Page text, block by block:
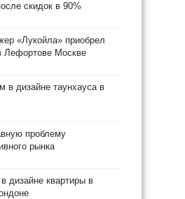
скидок в 90%
«Лукойла» приобрел
Лефортове Москве
в дизайне таунхауса в
проблему
рынка
дизайне квартиры в